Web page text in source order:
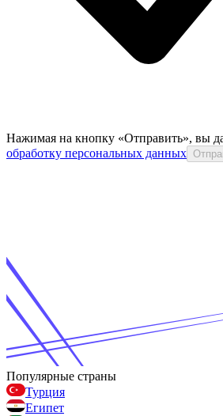
Нажимая на кнопку «Отправить», вы
обработку персональных данных
Популярные страны
Турция
Египет